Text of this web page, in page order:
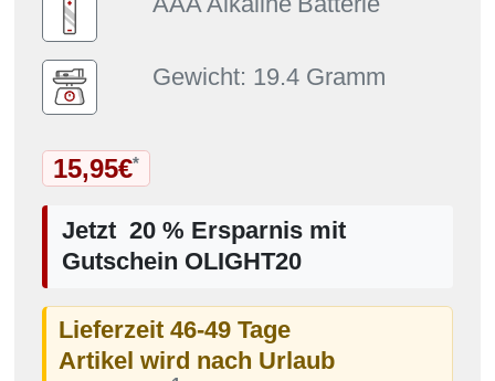
Gewicht: 19.4 Gramm
15,95€*
Jetzt 20 % Ersparnis mit
Gutschein OLIGHT20
Lieferzeit 46-49 Tage
Artikel wird nach Urlaub